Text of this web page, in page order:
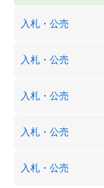
入札・公売
入札・公売
入札・公売
入札・公売
入札・公売